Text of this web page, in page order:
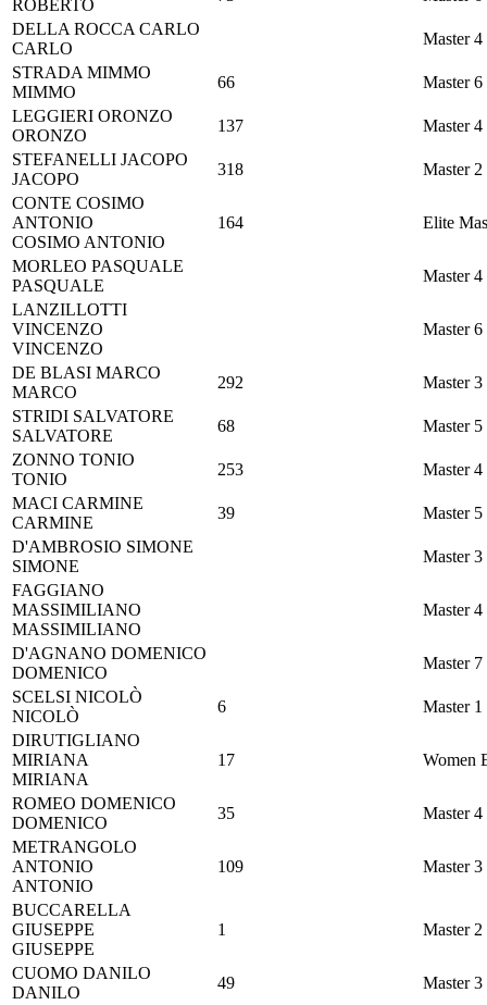
ROBERTO
DELLA ROCCA CARLO
CARLO
Master 4
STRADA MIMMO
MIMMO
66
Master 6
LEGGIERI ORONZO
ORONZO
137
Master 4
STEFANELLI JACOPO
JACOPO
318
Master 2
CONTE COSIMO
ANTONIO
COSIMO ANTONIO
164 Elite
MORLEO PASQUALE
PASQUALE
Master 4
LANZILLOTTI
VINCENZO
VINCENZO
Master 6
DE BLASI MARCO
MARCO
292
Master 3
STRIDI SALVATORE
SALVATORE
68
Master 5
ZONNO TONIO
TONIO
253
Master 4
MACI CARMINE
CARMINE
39
Master 5
D'AMBROSIO SIMONE
SIMONE
Master 3
FAGGIANO
MASSIMILIANO
MASSIMILIANO
Master 4
D'AGNANO DOMENICO
DOMENICO
Master 7
SCELSI NICOLÒ
NICOLÒ
6
Master 1
DIRUTIGLIANO
MIRIANA
MIRIANA
17 Women
ROMEO DOMENICO
DOMENICO
35
Master 4
METRANGOLO
ANTONIO
ANTONIO
109 Master 3
BUCCARELLA
GIUSEPPE
GIUSEPPE
1 Master 2
CUOMO DANILO
DANILO
49
Master 3